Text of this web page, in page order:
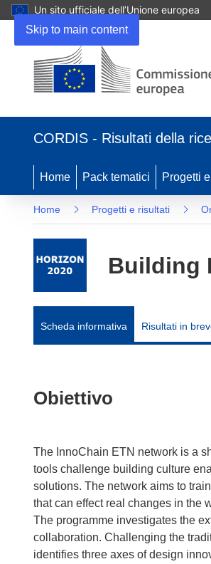
Skip to main content
Un sito ufficiale dell’Unione europea
CORDIS - Risultati della
Home Pack tematici Progetti
Home Progetti e risultati
Building
Scheda informativa Risultati in
Obiettivo
The InnoChain ETN network is a
tools challenge building culture
solutions. The network aims to
that can effect real changes in the
The programme investigates the
collaboration. Challenging the
identifies three axes of design